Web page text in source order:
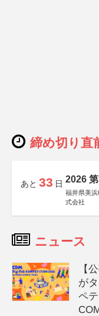
締め切り直
あと 33 日 2026
福井県美
式会社
ニュース
【
が
ペ